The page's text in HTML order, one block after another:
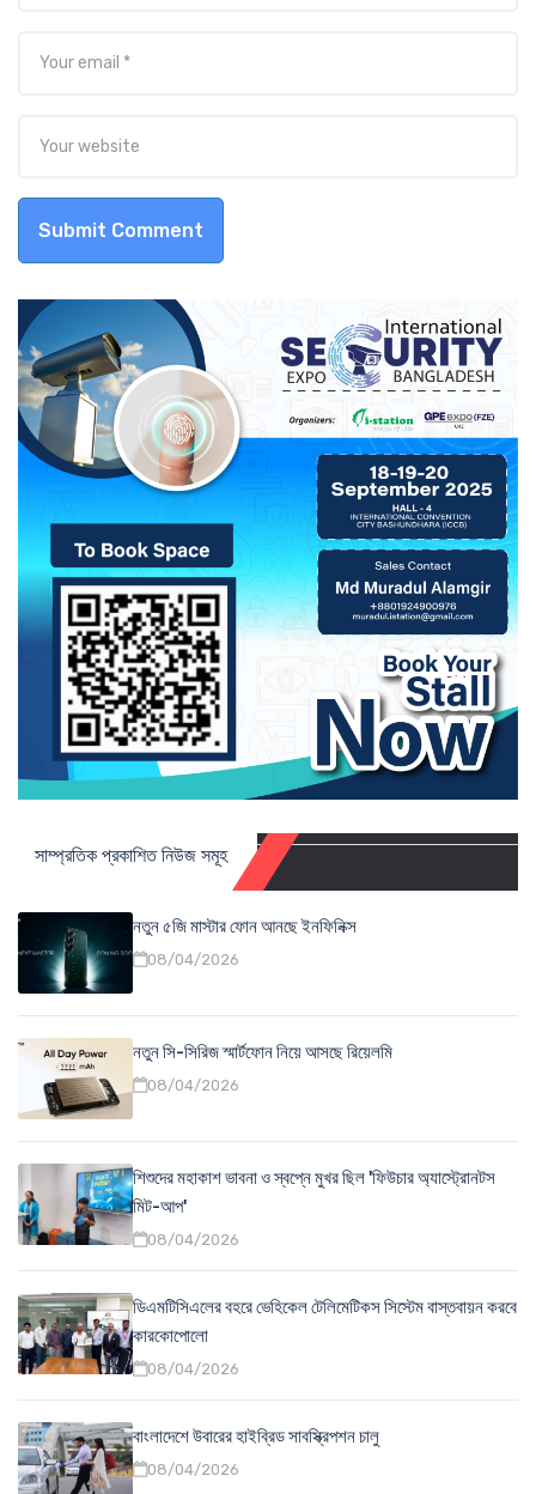
Submit Comment
সাম্প্রতিক প্রকাশিত নিউজ সমূহ
নতুন ৫জি মাস্টার ফোন আনছে ইনফিনিক্স
08/04/2026
নতুন সি-সিরিজ স্মার্টফোন নিয়ে আসছে রিয়েলমি
08/04/2026
শিশুদের মহাকাশ ভাবনা ও স্বপ্নে মুখর ছিল 'ফিউচার অ্যাস্ট্রোনটস
মিট-আপ'
08/04/2026
ডিএমটিসিএলের বহরে ভেহিকেল টেলিমেটিকস সিস্টেম বাস্তবায়ন করবে
কারকোপোলো
08/04/2026
বাংলাদেশে উবারের হাইব্রিড সাবস্ক্রিপশন চালু
08/04/2026